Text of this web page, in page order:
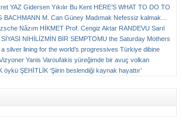
YAZ Gidersen Yıkılır Bu Kent HERE’S WHAT TO DO TO
BACHMANN M. Can Güney Madımak Nefessiz kalmak…
Nâzım HİKMET Prof. Cengiz Aktar RANDEVU Sarıl
SİYASİ NİHİLİZMİN BİR SEMPTOMU the Saturday Mothers
silver lining for the world’s progressives Türkiye dibine
Yanis Varoufakis yüreğimde bir avuç volkan
öykü ŞEHİTLİK ‘Şiirin beslendiği kaynak hayattır’